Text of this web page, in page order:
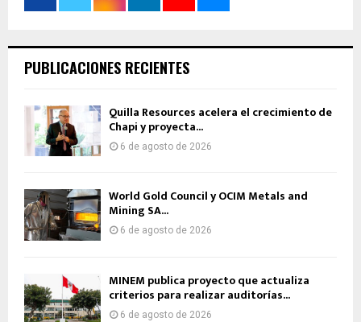
PUBLICACIONES RECIENTES
Quilla Resources acelera el crecimiento de
Chapi y proyecta...
6 de agosto de 2026
World Gold Council y OCIM Metals and
Mining SA...
6 de agosto de 2026
MINEM publica proyecto que actualiza
criterios para realizar auditorías...
6 de agosto de 2026